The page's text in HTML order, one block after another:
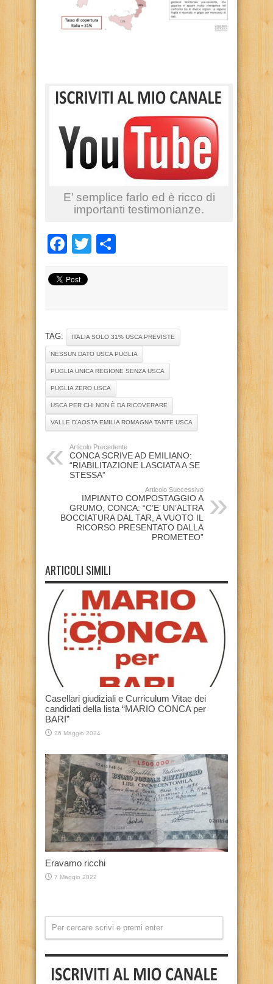
E’ semplice farlo ed è ricco di
importanti testimonianze.
Facebook
Twitter
TAG: ITALIA SOLO 31% USCA PREVISTE
NESSUN DATO USCA PUGLIA
PUGLIA UNICA REGIONE SENZA USCA
PUGLIA ZERO USCA
USCA PER CHI NON È DA RICOVERARE
VALLE D'AOSTA EMILIA ROMAGNA TANTE USCA
Articolo Precedente
CONCA SCRIVE AD EMILIANO:
“RIABILITAZIONE LASCIATA A SE
STESSA”
Articolo Successivo
IMPIANTO COMPOSTAGGIO A
GRUMO, CONCA: “C’E’ UN’ALTRA
BOCCIATURA DAL TAR, A VUOTO IL
RICORSO PRESENTATO DALLA
PROMETEO”
ARTICOLI SIMILI
Casellari giudiziali e Curriculum Vitae dei
candidati della lista “MARIO CONCA per
BARI”
26 Maggio 2024
Eravamo ricchi
7 Maggio 2022